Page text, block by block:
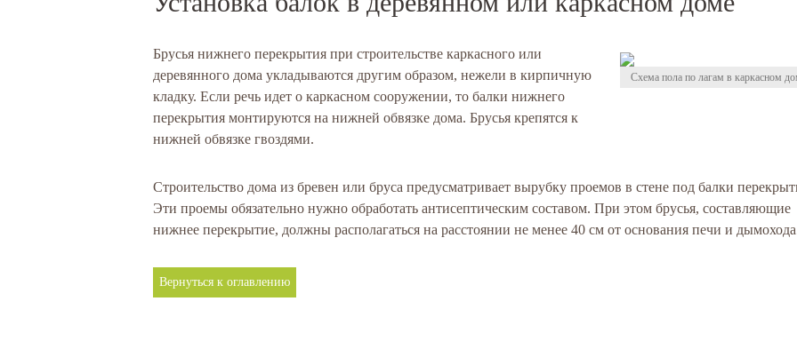
Схема пола по лагам в каркасном
Брусья нижнего перекрытия при строительстве каркасного или
деревянного дома укладываются другим образом, нежели в кирпичную
кладку. Если речь идет о каркасном сооружении, то балки нижнего
перекрытия монтируются на нижней обвязке дома. Брусья крепятся к
нижней обвязке гвоздями.
Строительство дома из бревен или бруса предусматривает вырубку проемов в стене под балки
Эти проемы обязательно нужно обработать антисептическим составом. При этом брусья, составляющие
нижнее перекрытие, должны располагаться на расстоянии не менее 40 см от основания печи и
Вернуться к оглавлению